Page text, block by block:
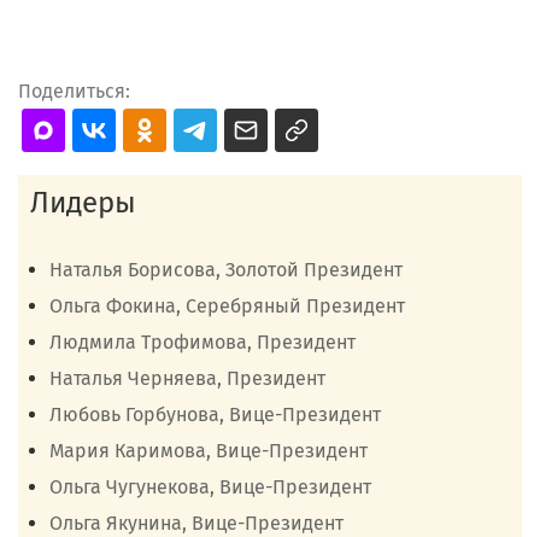
Поделиться:
Лидеры
Наталья Борисова, Золотой Президент
Ольга Фокина, Серебряный Президент
Людмила Трофимова, Президент
Наталья Черняева, Президент
Любовь Горбунова, Вице-Президент
Мария Каримова, Вице-Президент
Ольга Чугунекова, Вице-Президент
Ольга Якунина, Вице-Президент